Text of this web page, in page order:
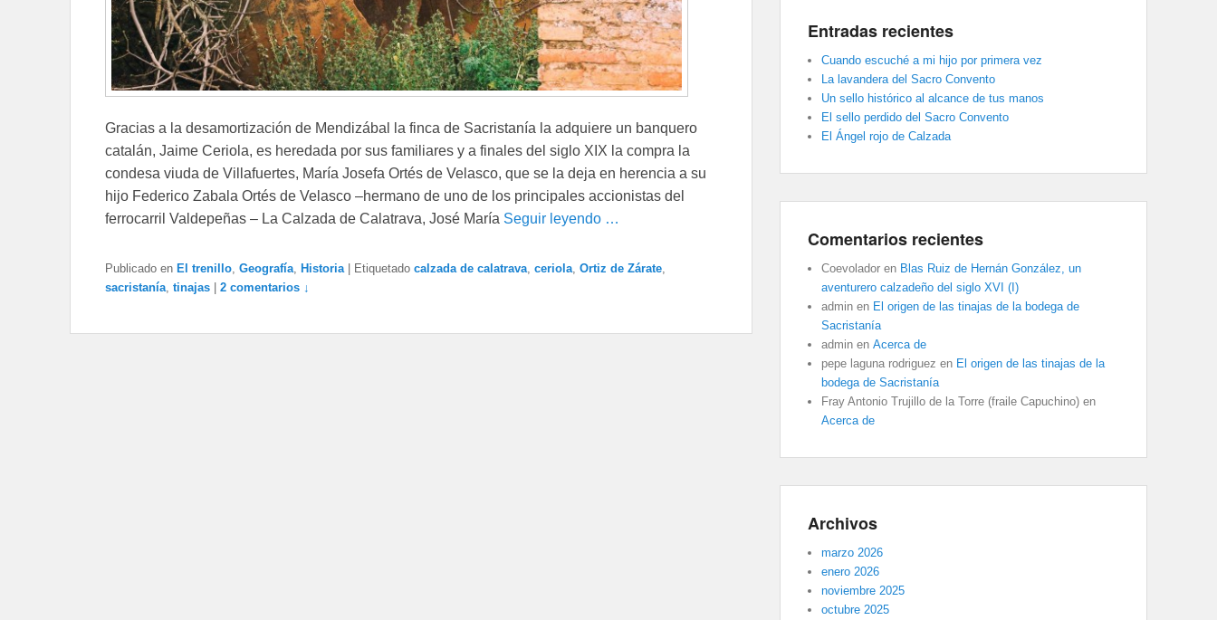
Gracias a la desamortización de Mendizábal la finca de Sacristanía la adquiere un banquero
catalán, Jaime Ceriola, es heredada por sus familiares y a finales del siglo XIX la compra la
condesa viuda de Villafuertes, María Josefa Ortés de Velasco, que se la deja en herencia a su
hijo Federico Zabala Ortés de Velasco –hermano de uno de los principales accionistas del
ferrocarril Valdepeñas – La Calzada de Calatrava, José María Seguir leyendo …
Publicado en El trenillo Geografía Historia | Etiquetado calzada de calatrava ceriola Ortiz de Zárate
sacristanía tinajas | 2 comentarios ↓
Entradas recientes
Cuando escuché a mi hijo por primera vez
La lavandera del Sacro Convento
Un sello histórico al alcance de tus manos
El sello perdido del Sacro Convento
El Ángel rojo de Calzada
Comentarios recientes
Coevolador en Blas Ruiz de Hernán González, un
aventurero calzadeño del siglo XVI (I)
admin en El origen de las tinajas de la bodega de
Sacristanía
admin en Acerca de
pepe laguna rodriguez en El origen de las tinajas de la
bodega de Sacristanía
Fray Antonio Trujillo de la Torre (fraile Capuchino) en
Acerca de
Archivos
marzo 2026
enero 2026
noviembre 2025
octubre 2025